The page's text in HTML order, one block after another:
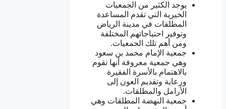
يوجد الكثير من الجمعيات
الخيرية التي تقدم المساعدة
المطلقات في مدينة الرياض
وتوفير احتياجاتهم المختلفة
ومن أهم تلك الجمعيات.
جمعية الإمام محمد بن سعود
وهي جمعية معروفة أنها تقوم
بالاهتمام بالأسرة الفقيرة
ورعاية وتقديم العون إلى
الأرامل والمطلقات.
جمعية النهضة المطلقات وهي